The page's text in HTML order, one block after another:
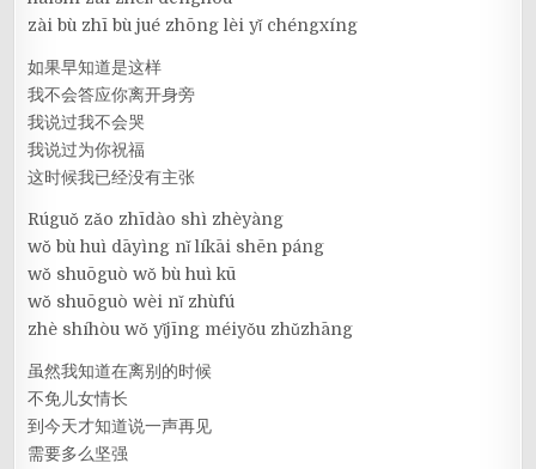
zài bù zhī bù jué zhōng lèi yǐ chéngxíng
如果早知道是这样
我不会答应你离开身旁
我说过我不会哭
我说过为你祝福
这时候我已经没有主张
Rúguǒ zǎo zhīdào shì zhèyàng
wǒ bù huì dāyìng nǐ líkāi shēn páng
wǒ shuōguò wǒ bù huì kū
wǒ shuōguò wèi nǐ zhùfú
zhè shíhòu wǒ yǐjīng méiyǒu zhǔzhāng
虽然我知道在离别的时候
不免儿女情长
到今天才知道说一声再见
需要多么坚强